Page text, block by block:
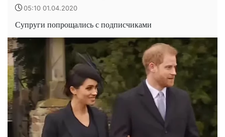
05:10 01.04.2020
Супруги попрощались с подписчиками